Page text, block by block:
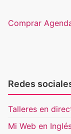
Comprar
Redes
Talleres en
Mi Web en